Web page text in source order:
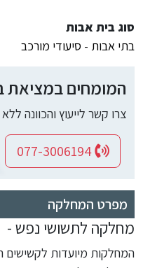
סוג בית אבות
בתי אבות - סיעודי מורכב
המומחים במציאת
צרו קשר לייעוץ והכוונה
מפרט המחלקה
מחלקה לתשושי נפש -
המחלקות מיועדות לקשישים